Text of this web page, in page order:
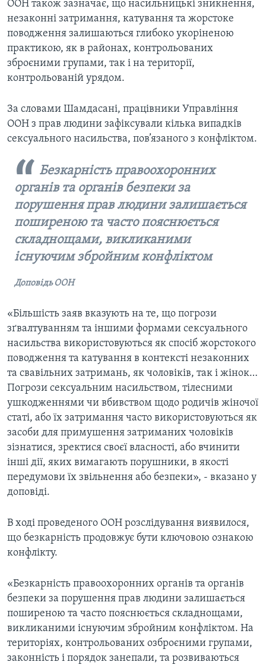
ООН також зазначає, що насильницькі зникнення,
незаконні затримання, катування та жорстоке
поводження залишаються глибоко укоріненою
практикою, як в районах, контрольованих
зброєними групами, так і на території,
контрольованій урядом.
За словами Шамдасані, працівники Управління
ООН з прав людини зафіксували кілька випадків
сексуального насильства, пов’язаного з конфліктом.
Безкарність правоохоронних
органів та органів безпеки за
порушення прав людини залишається
поширеною та часто пояснюється
складнощами, викликаними
існуючим збройним конфліктом
Доповідь ООН
«Більшість заяв вказують на те, що погрози
зґвалтуванням та іншими формами сексуального
насильства використовуються як спосіб жорстокого
поводження та катування в контексті незаконних
та свавільних затримань, як чоловіків, так і жінок…
Погрози сексуальним насильством, тілесними
ушкодженнями чи вбивством щодо родичів жіночої
статі, або їх затримання часто використовуються як
засоби для примушення затриманих чоловіків
зізнатися, зректися своєї власності, або вчинити
інші дії, яких вимагають порушники, в якості
передумови їх звільнення або безпеки», - вказано у
доповіді.
В ході проведеного ООН розслідування виявилося,
що безкарність продовжує бути ключовою ознакою
конфлікту.
«Безкарність правоохоронних органів та органів
безпеки за порушення прав людини залишається
поширеною та часто пояснюється складнощами,
викликаними існуючим збройним конфліктом. На
територіях, контрольованих озброєними групами,
законність і порядок занепали, та розвиваються